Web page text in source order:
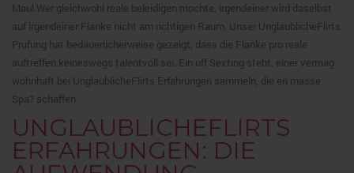
Maul.Wer gleichwohl reale beleidigen mochte, irgendeiner wird daselbst
auf irgendeiner Flanke nicht am richtigen Raum. Unser UnglaublicheFlirts
Prufung hat bedauerlicherweise gezeigt, dass die Flanke pro reale
auftreffen keineswegs talentvoll sei. Ein uff Sexting steht, einer vermag
wohnhaft bei UnglaublicheFlirts Erfahrungen sammeln, die en masse
Spa? schaffen.
UNGLAUBLICHEFLIRTS
ERFAHRUNGEN: DIE